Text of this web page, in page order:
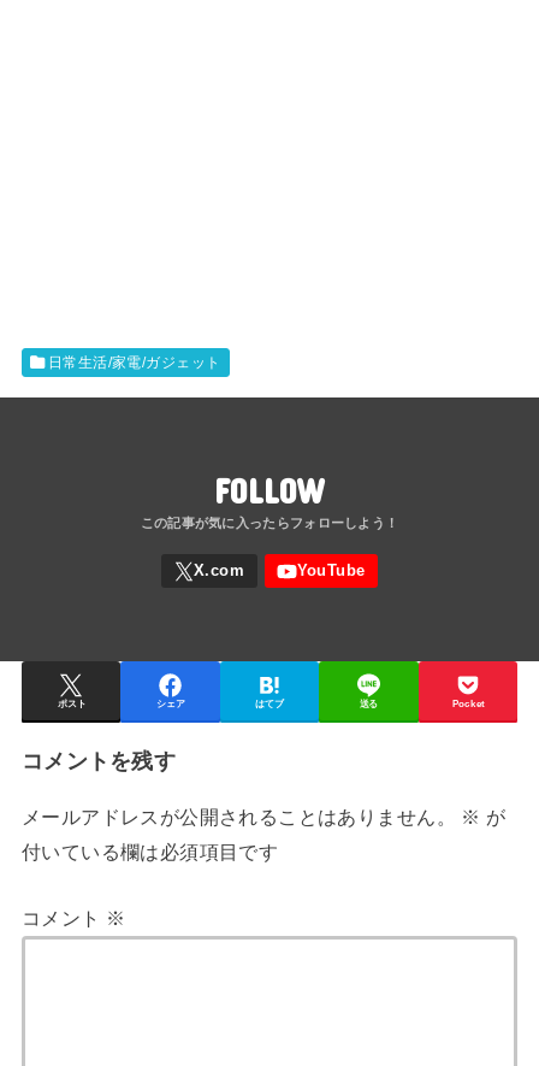
日常生活/家電/ガジェット
FOLLOW
ポスト シェア はてブ 送る Pocket
コメントを残す
メールアドレスが公開されることはありません。 ※ が
付いている欄は必須項目です
コメント ※